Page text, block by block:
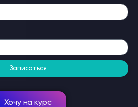
Записаться
Хочу на курс